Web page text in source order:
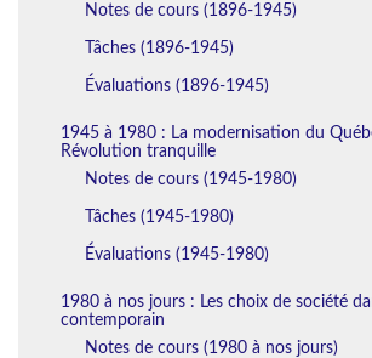
Notes de cours (1896-1945)
Tâches (1896-1945)
Évaluations (1896-1945)
1945 à 1980 : La modernisation du
Révolution tranquille
Notes de cours (1945-1980)
Tâches (1945-1980)
Évaluations (1945-1980)
1980 à nos jours : Les choix de société
contemporain
Notes de cours (1980 à nos jours)